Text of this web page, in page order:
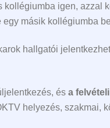
igen, azzal
másik kollégiumba
hallgatói
és a
helyezés, szakmai,